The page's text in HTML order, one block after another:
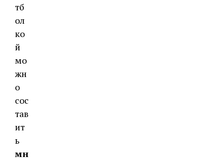
тб
ол
ко
й
мо
жн
о
сос
тав
ит
ь
мн